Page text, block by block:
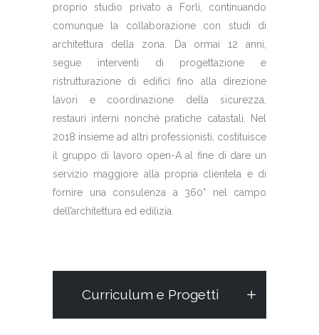
proprio studio privato a Forlì, continuando
comunque la collaborazione con studi di
architettura della zona. Da ormai 12 anni,
segue interventi di progettazione e
ristrutturazione di edifici fino alla direzione
lavori e coordinazione della sicurezza,
restauri interni nonché pratiche catastali. Nel
2018 insieme ad altri professionisti, costituisce
il gruppo di lavoro open-A al fine di dare un
servizio maggiore alla propria clientela e di
fornire una consulenza a 360° nel campo
dell’architettura ed edilizia.
Curriculum e Progetti